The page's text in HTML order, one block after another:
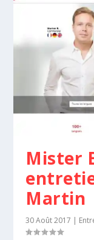
Mister
Martin
30 Août 2017 |